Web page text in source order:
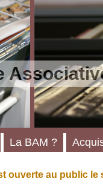
ouverte au public le
La BAM ?